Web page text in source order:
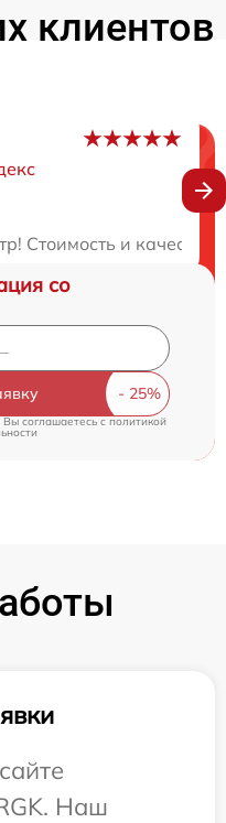
клиентов
Стоимость и
со
Вы соглашаетесь cполитикой
Наш